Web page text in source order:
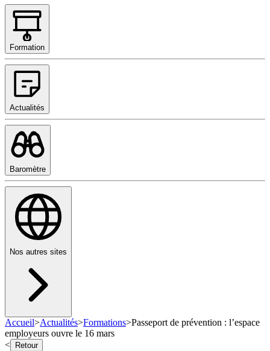
Formation
Actualités
Baromètre
Nos autres sites
Accueil>Actualités>Formations>Passeport de prévention : l’espace
employeurs ouvre le 16 mars
<
Retour